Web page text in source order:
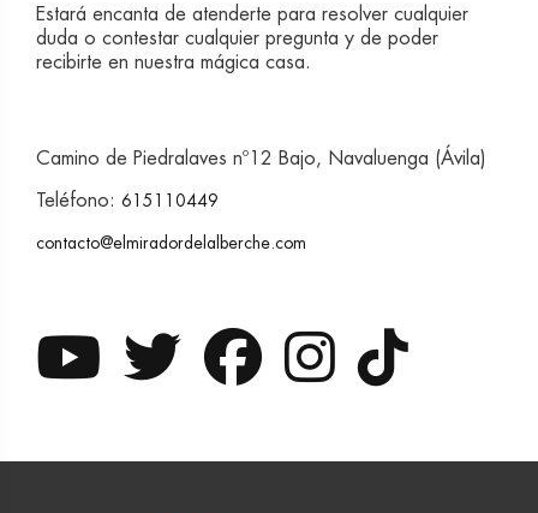
Estará encanta de atenderte para resolver cualquier
duda o contestar cualquier pregunta y de poder
recibirte en nuestra mágica casa.
Camino de Piedralaves nº12 Bajo, Navaluenga (Ávila)
Teléfono: 615110449
contacto@elmiradordelalberche.com